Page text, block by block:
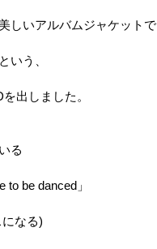
しいアルバムジャケットで
いう、
出しました。
る
to be danced」
なる)